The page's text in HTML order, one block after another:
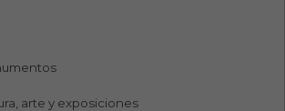
arte y exposiciones